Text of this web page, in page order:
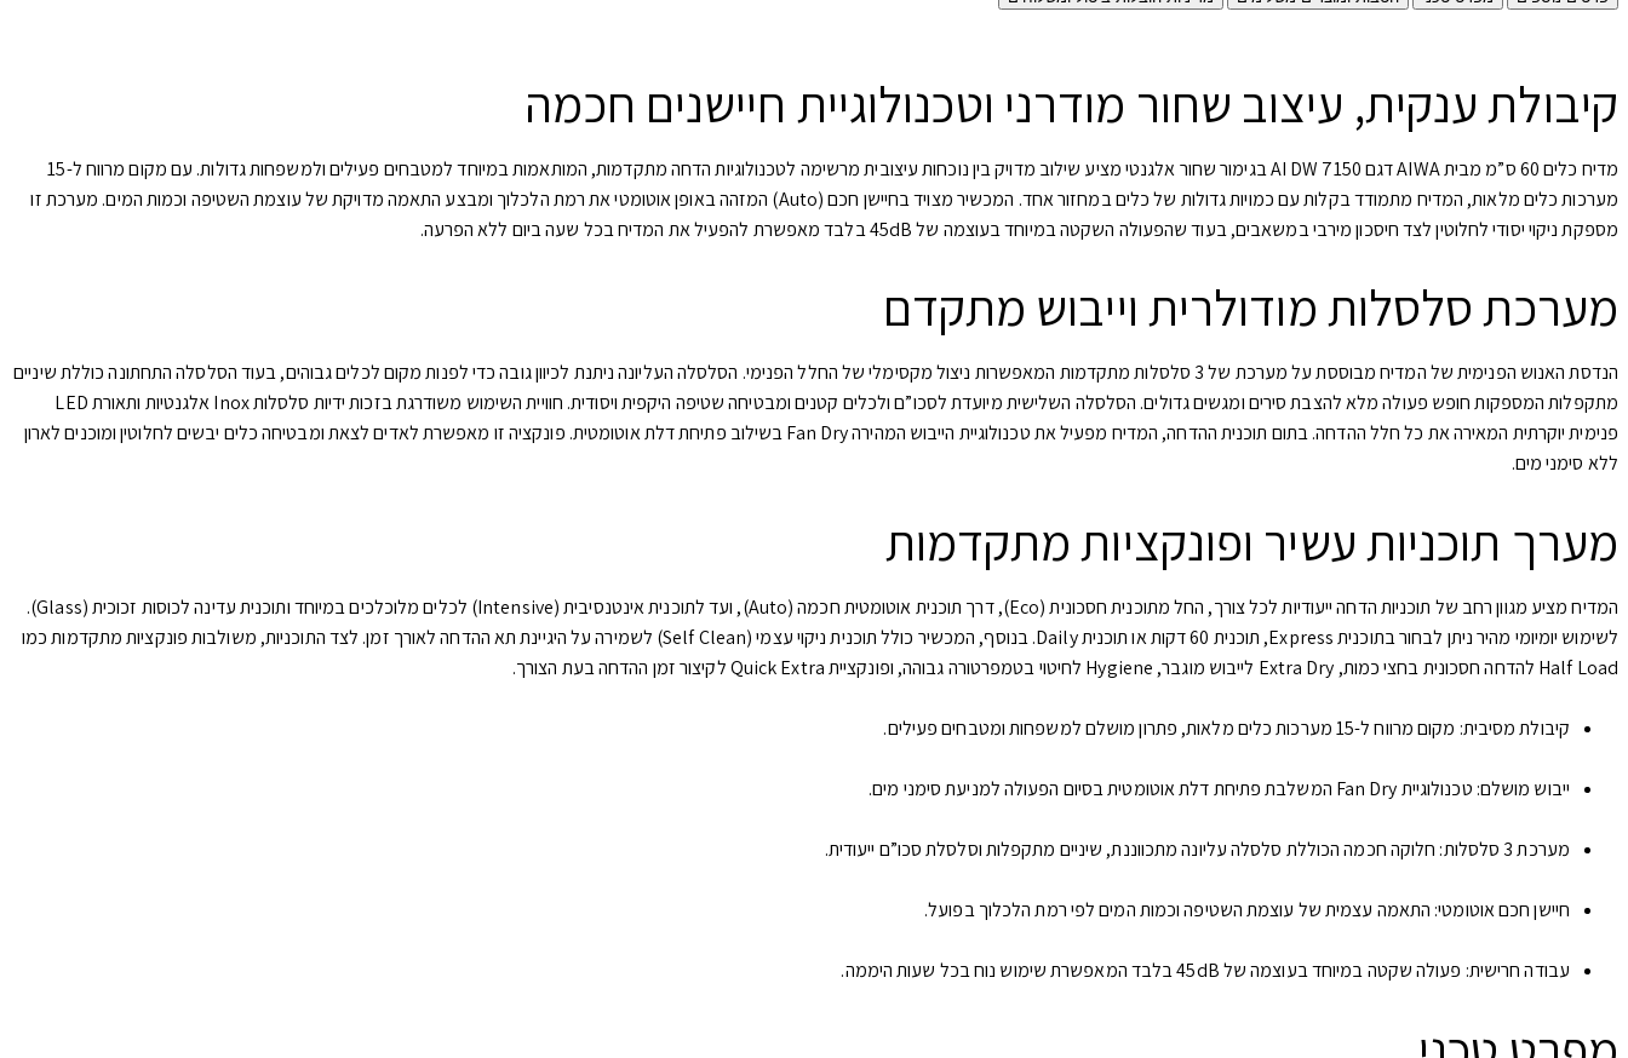
קיבולת ענקית, עיצוב שחור מודרני וטכנולוגיית חיישנים חכמה
מדיח כלים 60 ס”מ מבית AIWA דגם AI DW 7150 בגימור שחור אלגנטי מציע שילוב מדויק בין נוכחות עיצובית מרשימה לטכנולוגיות הדחה מתקדמות, המותאמות במיוחד למטבחים פעילים ולמשפחות גדולות. עם מקום מרווח ל-15
מערכות כלים מלאות, המדיח מתמודד בקלות עם כמויות גדולות של כלים במחזור אחד. המכשיר מצויד בחיישן חכם (Auto) המזהה באופן אוטומטי את רמת הלכלוך ומבצע התאמה מדויקת של עוצמת השטיפה וכמות המים. מערכת זו
מספקת ניקוי יסודי לחלוטין לצד חיסכון מירבי במשאבים, בעוד שהפעולה השקטה במיוחד בעוצמה של 45dB בלבד מאפשרת להפעיל את המדיח בכל שעה ביום ללא הפרעה.
מערכת סלסלות מודולרית וייבוש מתקדם
הנדסת האנוש הפנימית של המדיח מבוססת על מערכת של 3 סלסלות מתקדמות המאפשרות ניצול מקסימלי של החלל הפנימי. הסלסלה העליונה ניתנת לכיוון גובה כדי לפנות מקום לכלים גבוהים, בעוד הסלסלה התחתונה כוללת שיניים
מתקפלות המספקות חופש פעולה מלא להצבת סירים ומגשים גדולים. הסלסלה השלישית מיועדת לסכו”ם ולכלים קטנים ומבטיחה שטיפה היקפית ויסודית. חוויית השימוש משודרגת בזכות ידיות סלסלות Inox אלגנטיות ותאורת LED
פנימית יוקרתית המאירה את כל חלל ההדחה. בתום תוכנית ההדחה, המדיח מפעיל את טכנולוגיית הייבוש המהירה Fan Dry בשילוב פתיחת דלת אוטומטית. פונקציה זו מאפשרת לאדים לצאת ומבטיחה כלים יבשים לחלוטין ומוכנים לארון
ללא סימני מים.
מערך תוכניות עשיר ופונקציות מתקדמות
המדיח מציע מגוון רחב של תוכניות הדחה ייעודיות לכל צורך, החל מתוכנית חסכונית (Eco), דרך תוכנית אוטומטית חכמה (Auto), ועד לתוכנית אינטנסיבית (Intensive) לכלים מלוכלכים במיוחד ותוכנית עדינה לכוסות זכוכית (Glass).
לשימוש יומיומי מהיר ניתן לבחור בתוכנית Express, תוכנית 60 דקות או תוכנית Daily. בנוסף, המכשיר כולל תוכנית ניקוי עצמי (Self Clean) לשמירה על היגיינת תא ההדחה לאורך זמן. לצד התוכניות, משולבות פונקציות מתקדמות כמו
Half Load להדחה חסכונית בחצי כמות, Extra Dry לייבוש מוגבר, Hygiene לחיטוי בטמפרטורה גבוהה, ופונקציית Quick Extra לקיצור זמן ההדחה בעת הצורך.
קיבולת מסיבית: מקום מרווח ל-15 מערכות כלים מלאות, פתרון מושלם למשפחות ומטבחים פעילים.
ייבוש מושלם: טכנולוגיית Fan Dry המשלבת פתיחת דלת אוטומטית בסיום הפעולה למניעת סימני מים.
מערכת 3 סלסלות: חלוקה חכמה הכוללת סלסלה עליונה מתכווננת, שיניים מתקפלות וסלסלת סכו”ם ייעודית.
חיישן חכם אוטומטי: התאמה עצמית של עוצמת השטיפה וכמות המים לפי רמת הלכלוך בפועל.
עבודה חרישית: פעולה שקטה במיוחד בעוצמה של 45dB בלבד המאפשרת שימוש נוח בכל שעות היממה.